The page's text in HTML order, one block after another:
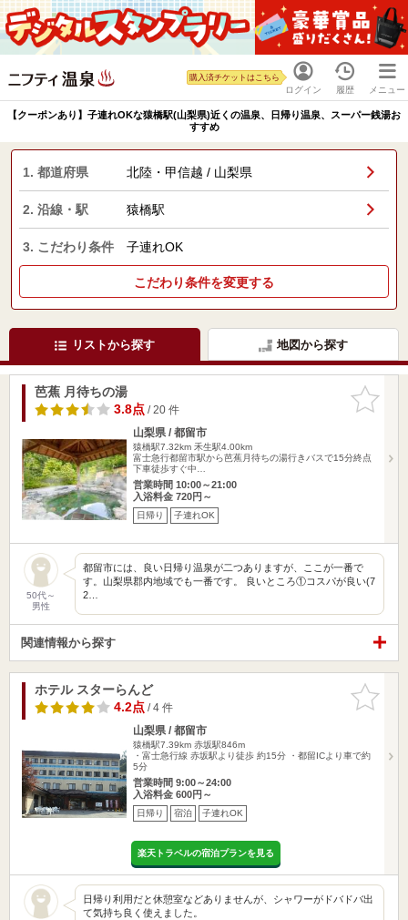
ログイン
購入済チケットはこちら
履歴 メニュー
【クーポンあり】子連れOKな猿橋駅(山梨県)近くの温泉、日帰り温泉、スーパー銭湯お
すすめ
1. 都道府県 北陸・甲信越 / 山梨県
2. 沿線・駅 猿橋駅
3. こだわり条件 子連れOK
こだわり条件を変更する
リストから探す 地図から探す
お気に入
りに追加
芭蕉 月待ちの湯
3.8点/ 20 件
山梨県 / 都留市
猿橋駅7.32km 禾生駅4.00km
富士急行都留市駅から芭蕉月待ちの湯行きバスで15分終点
下車徒歩すぐ中…
営業時間 10:00～21:00
入浴料金 720円～
日帰り 子連れOK
50代～
男性
都留市には、良い日帰り温泉が二つありますが、ここが一番で
す。山梨県郡内地域でも一番です。 良いところ①コスパが良い(7
2…
関連情報から探す
お気に入
りに追加
ホテル スターらんど
4.2点/ 4 件
山梨県 / 都留市
猿橋駅7.39km 赤坂駅846m
・富士急行線 赤坂駅より徒歩 約15分 ・都留ICより車で約
5分
営業時間 9:00～24:00
入浴料金 600円～
日帰り 宿泊 子連れOK
楽天トラベルの宿泊プランを見る
日帰り利用だと休憩室などありませんが、シャワーがドバドバ出
て気持ち良く使えました。